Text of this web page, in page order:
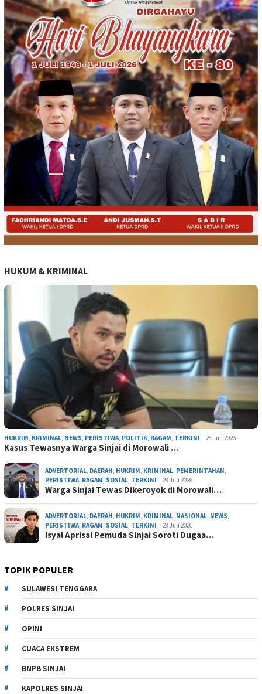
HUKUM & KRIMINAL
HUKRIM KRIMINAL NEWS PERISTIWA POLITIK RAGAM TERKINI 28 Juli 2026
Kasus Tewasnya Warga Sinjai di Morowali …
ADVERTORIAL DAERAH HUKRIM KRIMINAL PEMERINTAHAN
PERISTIWA RAGAM SOSIAL TERKINI 28 Juli 2026
Warga Sinjai Tewas Dikeroyok di Morowali…
ADVERTORIAL DAERAH HUKRIM KRIMINAL NASIONAL NEWS
PERISTIWA RAGAM SOSIAL TERKINI 28 Juli 2026
Isyal Aprisal Pemuda Sinjai Soroti Dugaa…
TOPIK POPULER
SULAWESI TENGGARA
POLRES SINJAI
OPINI
CUACA EKSTREM
BNPB SINJAI
KAPOLRES SINJAI